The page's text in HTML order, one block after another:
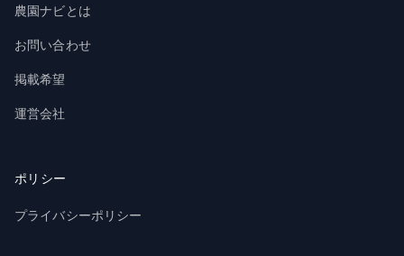
農園ナビとは
お問い合わせ
掲載希望
運営会社
ポリシー
プライバシーポリシー